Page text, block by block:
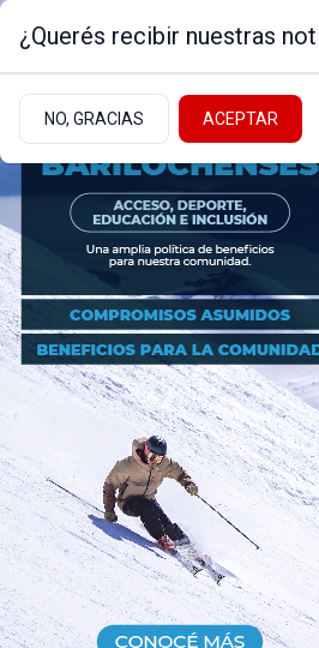
Noticias de la
¿Querés recibir nuestras
NO, GRACIAS ACEPTAR